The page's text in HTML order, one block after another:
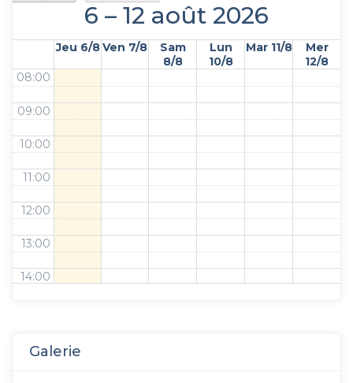
6 – 12 août 2026
Jeu 6/8Ven 7/8
Sam
8/8
Lun
10/8
Mar 11/8
Mer
12/8
08:00
09:00
10:00
11:00
12:00
13:00
14:00
16:00
Galerie